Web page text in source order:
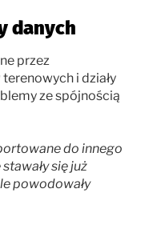
danych
przez
i działy
ze spójnością
do innego
się już
powodowały